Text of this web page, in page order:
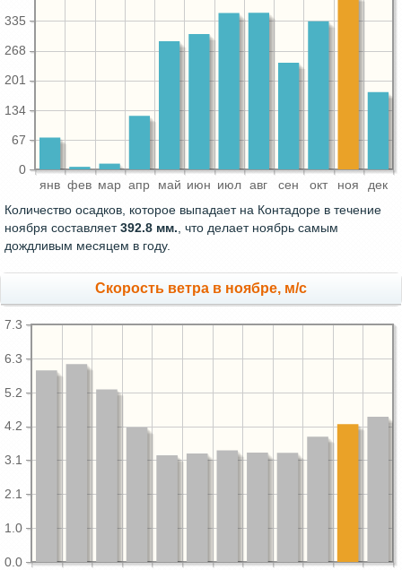
янв фев мар апр май июн июл авг сен окт ноя дек
0
67
134
201
268
335
Количество осадков, которое выпадает на Контадоре в течение
ноября составляет392.8 мм., что делает ноябрь самым
дождливым месяцем в году.
Скорость ветра в ноябре, м/с
0.0
1.0
2.1
3.1
4.2
5.2
6.3
7.3